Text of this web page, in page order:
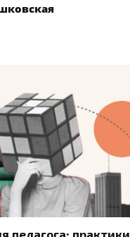
педагога: практики